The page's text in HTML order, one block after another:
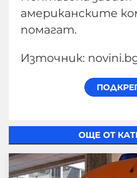
американските
помагат.
Източник:
ОЩЕ ОТ